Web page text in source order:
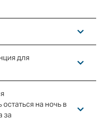
для
на ночь в
за